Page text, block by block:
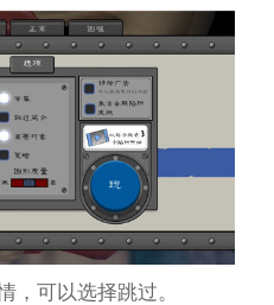
，可以选择跳过。